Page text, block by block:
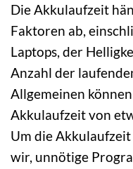
Die Akkulaufzeit
Faktoren ab,
Laptops, der
Anzahl der
Allgemeinen
Akkulaufzeit von
Um die
wir, unnötige